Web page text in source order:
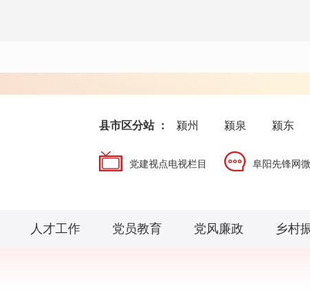
县市区分站 ： 颍州 颍泉 颍东
党建视点电视栏目 阜阳先锋网
人才工作 党员教育 党风廉政 乡村